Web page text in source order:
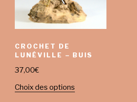
CROCHET DE
LUNÉVILLE – BUIS
37,00€
Choix des options